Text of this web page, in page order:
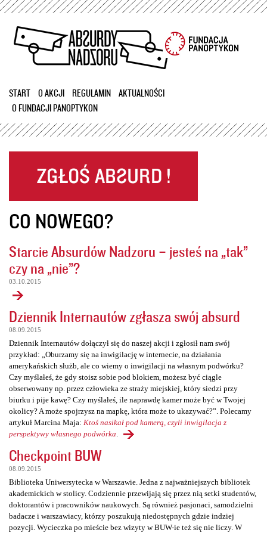
Przejdź
treści
START O AKCJI REGULAMIN
AKTUALNOŚCI
O FUNDACJI PANOPTYKON
CO NOWEGO?
Starcie Absurdów Nadzoru – jesteś na „tak”
czy na „nie”?
03.10.2015
Dziennik Internautów zgłasza swój absurd
08.09.2015
Dziennik Internautów dołączył się do naszej akcji i zgłosił nam swój
przykład: „Oburzamy się na inwigilację w internecie, na działania
amerykańskich służb, ale co wiemy o inwigilacji na własnym podwórku?
Czy myślałeś, że gdy stoisz sobie pod blokiem, możesz być ciągle
obserwowany np. przez człowieka ze straży miejskiej, który siedzi przy
biurku i pije kawę? Czy myślałeś, ile naprawdę kamer może być w Twojej
okolicy? A może spojrzysz na mapkę, która może to ukazywać?”. Polecamy
artykuł Marcina Maja: Ktoś nasikał pod kamerą, czyli inwigilacja z
perspektywy własnego podwórka
Checkpoint BUW
08.09.2015
Biblioteka Uniwersytecka w Warszawie. Jedna z najważniejszych bibliotek
akademickich w stolicy. Codziennie przewijają się przez nią setki studentów,
doktorantów i pracowników naukowych. Są również pasjonaci, samodzielni
badacze i warszawiacy, którzy poszukują niedostępnych gdzie indziej
pozycji. Wycieczka po mieście bez wizyty w BUW-ie też się nie liczy. W